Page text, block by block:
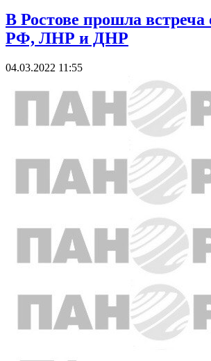
В Ростове прошла встреча
РФ, ЛНР и ДНР
04.03.2022 11:55